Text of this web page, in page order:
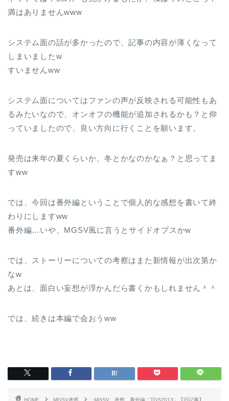
満はありませんwww
システム面の話が多かったので、記事の内容が薄くなって
しまいましたw
すいませんww
システム面についてはファンの声が反映される可能性もあ
るみたいなので、オンオフの機能が追加されるかも？と仰
っていましたので、良い方向に行くことを願います。
発売は来年の夏くらいか、冬とかなのかなぁ？と思ってま
すww
では、今回は番外編ということで個人的な感想を書いて終
わりにしますww
番外編…いや、MGSV風に言うとサイドオプスかw
では、ストーリーについての考察はまた新情報が出次第か
なw
あとは、面白い妄想が浮かんだら書くかもしれません＾＾
では、続きは本編で会おうww
HOME MGSV考察 MGSV 考察 番外編「TGS2013」【旧記事】